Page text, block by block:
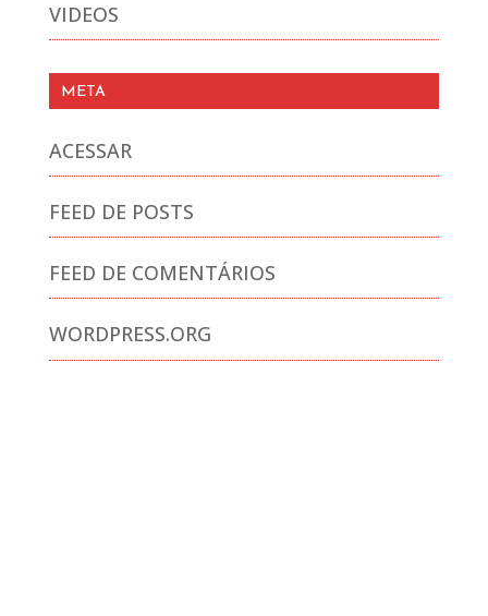
VIDEOS
META
ACESSAR
FEED DE POSTS
FEED DE COMENTÁRIOS
WORDPRESS.ORG